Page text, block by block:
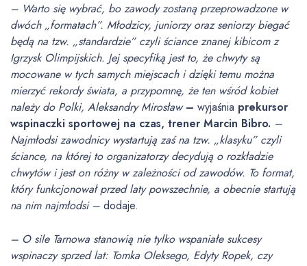
– Warto się wybrać, bo zawody zostaną przeprowadzone w
dwóch „formatach”. Młodzicy, juniorzy oraz seniorzy biegać
będą na tzw. „standardzie” czyli ściance znanej kibicom z
Igrzysk Olimpijskich. Jej specyfiką jest to, że chwyty są
mocowane w tych samych miejscach i dzięki temu można
mierzyć rekordy świata, a przypomnę, że ten wśród kobiet
należy do Polki, Aleksandry Mirosław– wyjaśnia prekursor
wspinaczki sportowej na czas, trener Marcin Bibro. –
Najmłodsi zawodnicy wystartują zaś na tzw. „klasyku” czyli
ściance, na której to organizatorzy decydują o rozkładzie
chwytów i jest on różny w zależności od zawodów. To format,
który funkcjonował przed laty powszechnie, a obecnie startują
na nim najmłodsi – dodaje.
– O sile Tarnowa stanowią nie tylko wspaniałe sukcesy
wspinaczy sprzed lat: Tomka Oleksego, Edyty Ropek, czy